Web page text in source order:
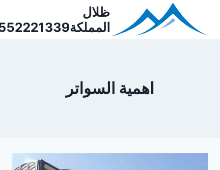
content
ظلال
المملكة0552221339
اهمية السواتر